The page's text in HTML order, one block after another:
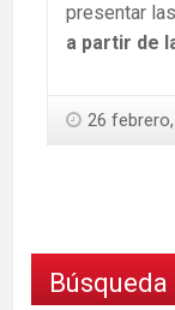
presentar
a partir de
26
Búsqueda